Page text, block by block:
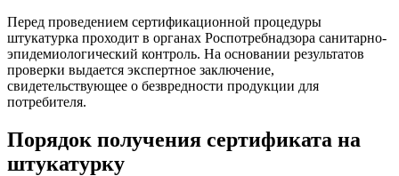
Перед проведением сертификационной процедуры
штукатурка проходит в органах Роспотребнадзора санитарно-
эпидемиологический контроль. На основании результатов
проверки выдается экспертное заключение,
свидетельствующее о безвредности продукции для
потребителя.
Порядок получения сертификата на
штукатурку